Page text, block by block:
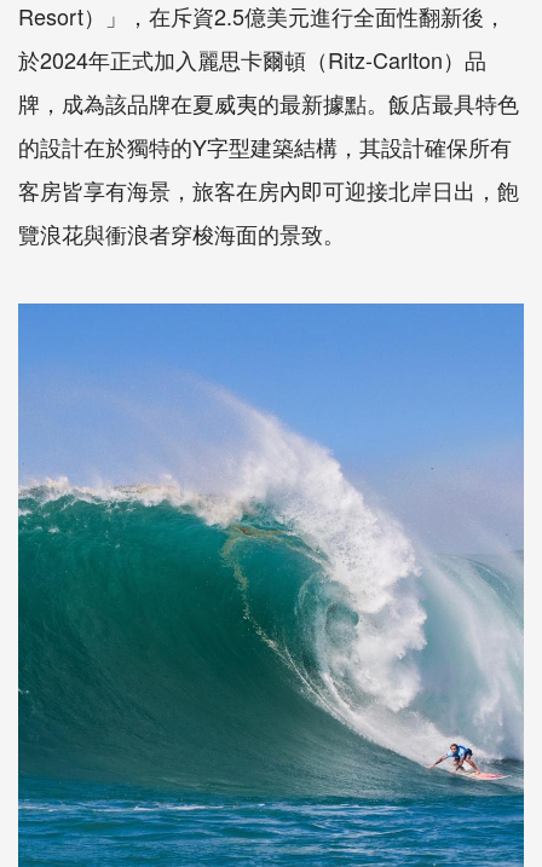
Resort）」，在斥資2.5億美元進行全面性翻新後，
於2024年正式加入麗思卡爾頓（Ritz-Carlton）品
牌，成為該品牌在夏威夷的最新據點。飯店最具特色
的設計在於獨特的Y字型建築結構，其設計確保所有
客房皆享有海景，旅客在房內即可迎接北岸日出，飽
覽浪花與衝浪者穿梭海面的景致。